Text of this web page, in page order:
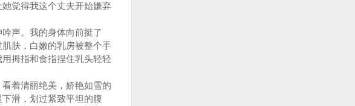
觉得我这个丈夫开始嫌弃
声。我的身体向前挺了
肤，白嫩的乳房被整个手
拇指和食指捏住乳头轻轻
着清丽绝美，娇艳如雪的
滑，划过紧致平坦的腹